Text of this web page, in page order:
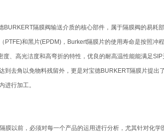
隔膜阀输送介质的核心部件，属于隔膜阀的易耗
和黑片(EPDM)，Burkert隔膜片的使用寿命是按照冲程
、高光洁度和高弯折的特性，优良的耐高温性能能满足
去角以免物料残留外，更是对宝德BURKERT隔膜片提出
进行加工。
以前，必须对每一个产品的运用进行分析，尤其针对化学